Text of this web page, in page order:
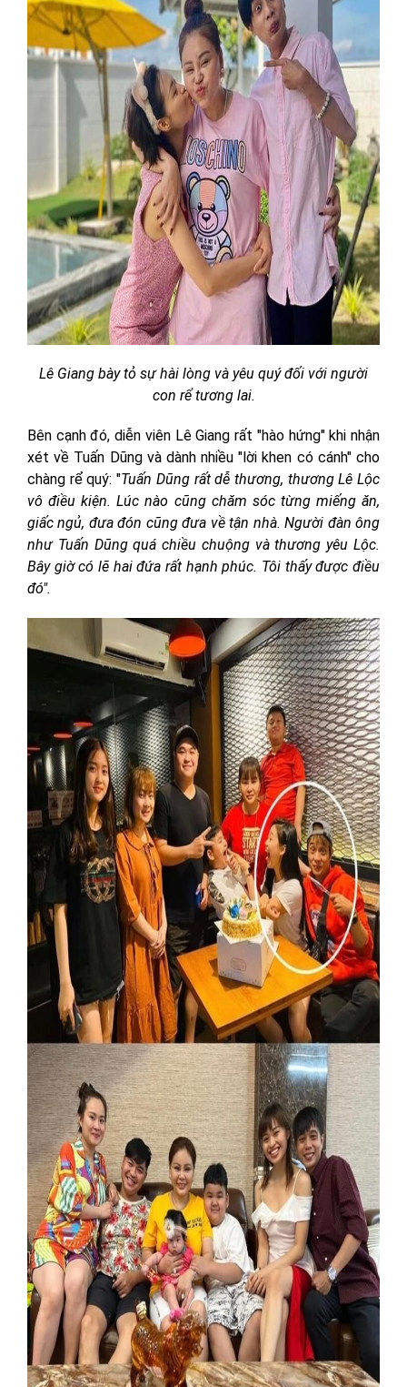
Lê Giang bày tỏ sự hài lòng và yêu quý đối với người
con rể tương lai.
Bên cạnh đó, diễn viên Lê Giang rất "hào hứng" khi nhận
xét về Tuấn Dũng và dành nhiều "lời khen có cánh" cho
chàng rể quý: "Tuấn Dũng rất dễ thương, thương Lê Lộc
vô điều kiện. Lúc nào cũng chăm sóc từng miếng ăn,
giấc ngủ, đưa đón cũng đưa về tận nhà. Người đàn ông
như Tuấn Dũng quá chiều chuộng và thương yêu Lộc.
Bây giờ có lẽ hai đứa rất hạnh phúc. Tôi thấy được điều
đó".